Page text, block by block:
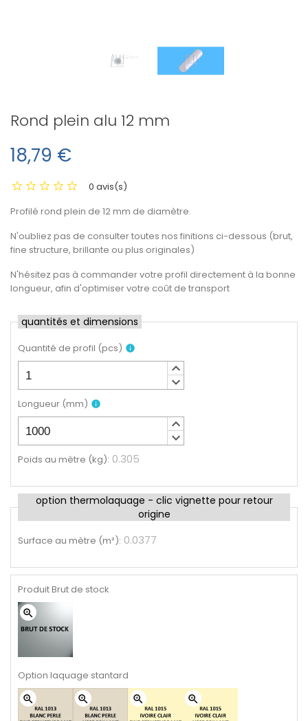
Rond plein alu 12 mm
18,79 €
0 avis(s)
Profilé rond plein de 12 mm de diamètre.
N'oubliez pas de consulter toutes nos finitions ci-dessous (brut,
fine structure, brillante ou plus originales)
N'hésitez pas à commander votre profil directement à la bonne
longueur, afin d'optimiser votre coût de transport
quantités et dimensions
Quantité de profil (pcs) info
keyboard_arrow_up
keyboard_arrow_down
Longueur (mm) info
keyboard_arrow_up
keyboard_arrow_down
Poids au mètre (kg): 0.305
option thermolaquage - clic vignette pour retour
origine
Surface au mètre (m²): 0.0377
Produit Brut de stock
zoom_in
Option laquage stantard
zoom_in zoom_in zoom_in zoom_in